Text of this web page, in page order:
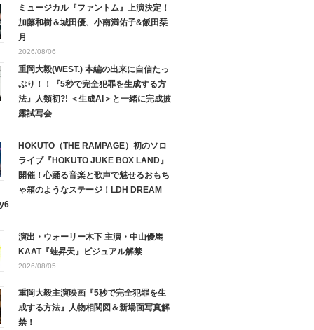
ミュージカル『ファントム』上演決定！
加藤和樹＆城田優、小南満佑子&飯田栞
月
2026/08/06
重岡大毅(WEST.) 本編の出来に自信たっ
ぷり！！『5秒で完全犯罪を生成する方
法』人類初?! ＜生成AI＞と一緒に完成披
露試写会
HOKUTO（THE RAMPAGE）初のソロ
ライブ『HOKUTO JUKE BOX LAND』
開催！心踊る音楽と歌声で魅せるおもち
ゃ箱のようなステージ！LDH DREAM
演出・ウォーリー木下 主演・中山優馬
KAAT『蛙昇天』ビジュアル解禁
2026/08/05
重岡大毅主演映画『5秒で完全犯罪を生
成する方法』人物相関図＆新場面写真解
禁！